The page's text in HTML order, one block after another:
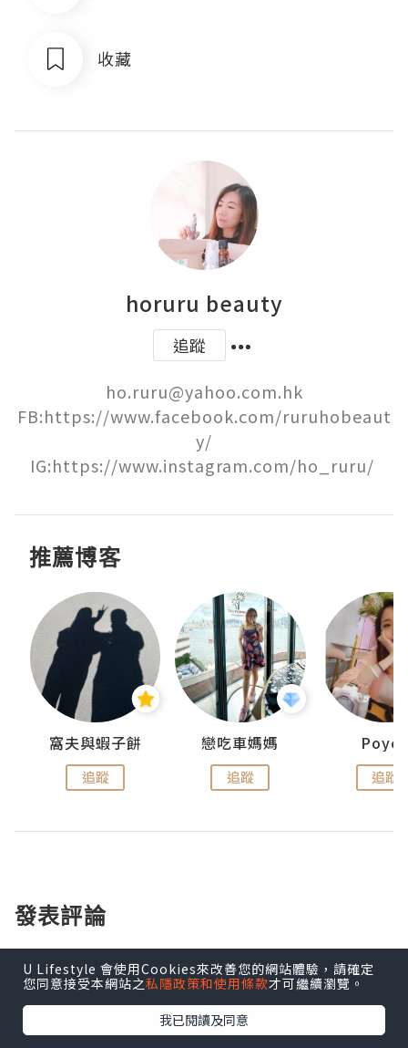
收藏
horuru beauty
追蹤
ho.ruru@yahoo.com.hk
FB:https://www.facebook.com/ruruhobeaut
y/
IG:https://www.instagram.com/ho_ruru/
推薦博客
窩夫與蝦子餅
追蹤
戀吃車媽媽
追蹤 追蹤
發表評論
登入發表評論
U Lifestyle 會使用Cookies來改善您的網站體驗，請確定
您同意接受本網站之私隱政策和使用條款才可繼續瀏覽。
我已閱讀及同意